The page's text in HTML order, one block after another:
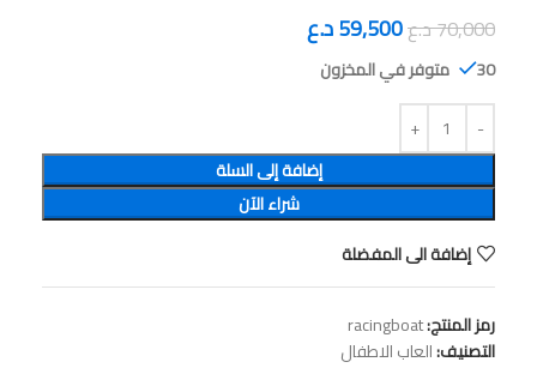
70,000د.ع59,500د.ع
30 متوفر في المخزون
إضافة إلى السلة
شراء الآن
إضافة الى المفضلة
رمز المنتج:racingboat
التصنيف:العاب الاطفال